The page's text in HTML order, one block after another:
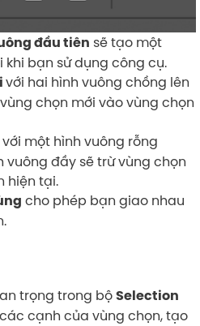
đầu tiên sẽ tạo một
bạn sử dụng công cụ.
với hai hình vuông chồng lên
chọn mới vào vùng chọn
với một hình vuông rỗng
vuông đầy sẽ trừ vùng chọn
hiện tại.
cho phép bạn giao nhau
trọng trong bộSelection
cạnh của vùng chọn, tạo